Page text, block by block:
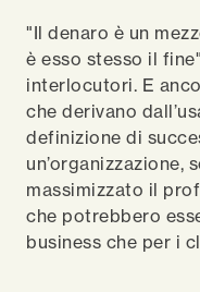
"Il denaro è un
è esso stesso il
interlocutori. E
che derivano
definizione di
un’organizzazione,
massimizzato il
che potrebbero
business che per i